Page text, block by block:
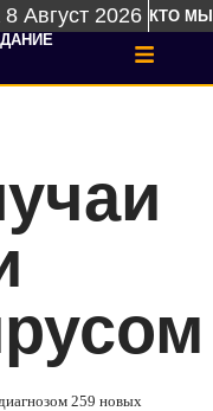
Август 2026 КТО МЫ
259 новых